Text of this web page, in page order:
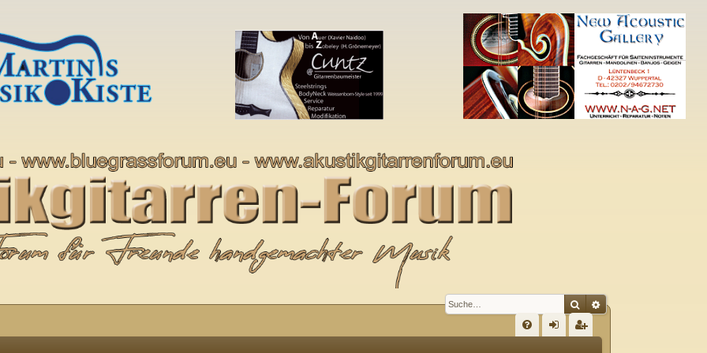
SucheErweiterte Suche
S